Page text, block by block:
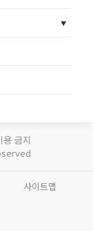
금지
사이트맵